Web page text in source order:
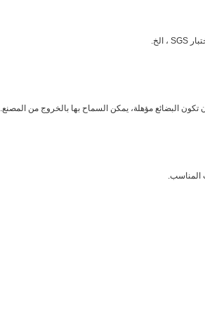
البضائع مؤهلة، يمكن السماح بها بالخروج من المصنع.
المناسب.